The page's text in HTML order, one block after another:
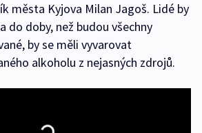
města Kyjova Milan Jagoš. Lidé by
do doby, než budou všechny
by se měli vyvarovat
alkoholu z nejasných zdrojů.